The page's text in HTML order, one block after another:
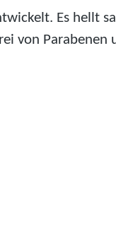
Es hellt
von Parabenen